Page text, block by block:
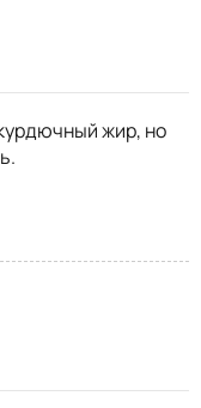
жир, но